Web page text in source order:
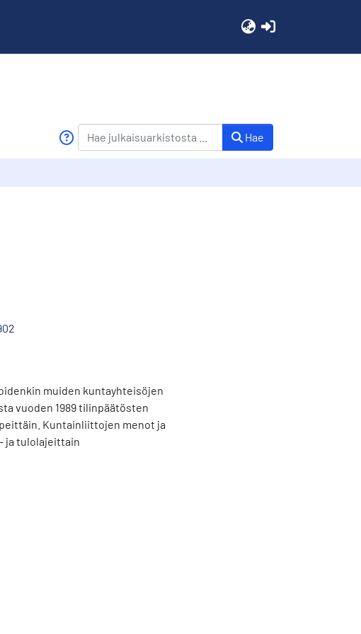
Hae
muiden kuntayhteisöjen
vuoden 1989 tilinpäätösten
Kuntainliittojen menot ja
ja tulolajeittain